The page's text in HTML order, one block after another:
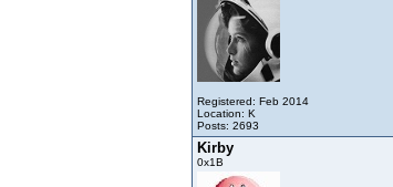
Registered: Feb 2014
Location: K
Posts: 2693
Kirby
0x1B